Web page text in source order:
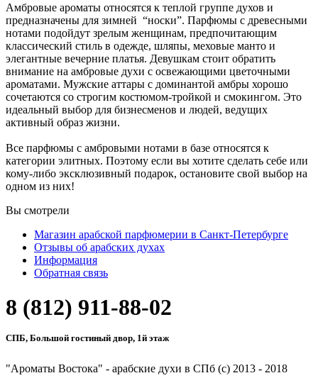
Амбровые ароматы относятся к теплой группе духов и
предназначены для зимней “носки”. Парфюмы с древесными
нотами подойдут зрелым женщинам, предпочитающим
классический стиль в одежде, шляпы, меховые манто и
элегантные вечерние платья. Девушкам стоит обратить
внимание на амбровые духи с освежающими цветочными
ароматами. Мужские аттары с доминантой амбры хорошо
сочетаются со строгим костюмом-тройкой и смокингом. Это
идеальный выбор для бизнесменов и людей, ведущих
активный образ жизни.
Все парфюмы с амбровыми нотами в базе относятся к
категории элитных. Поэтому если вы хотите сделать себе или
кому-либо эксклюзивный подарок, остановите свой выбор на
одном из них!
Вы смотрели
Магазин арабской парфюмерии в Санкт-Петербурге
Отзывы об арабских духах
Информация
Обратная связь
8 (812) 911-88-02
СПБ, Большой гостиный двор, 1й этаж
"Ароматы Востока" - арабские духи в СПб (c) 2013 - 2018